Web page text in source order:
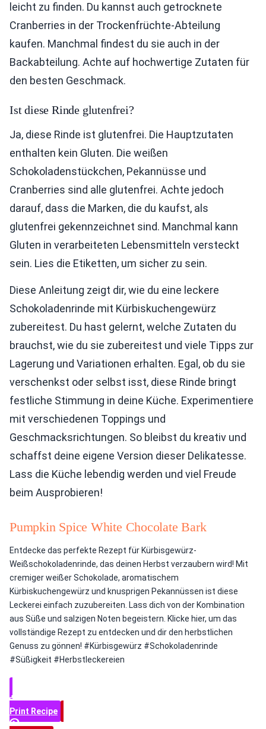
leicht zu finden. Du kannst auch getrocknete
Cranberries in der Trockenfrüchte-Abteilung
kaufen. Manchmal findest du sie auch in der
Backabteilung. Achte auf hochwertige Zutaten für
den besten Geschmack.
Ist diese Rinde glutenfrei?
Ja, diese Rinde ist glutenfrei. Die Hauptzutaten
enthalten kein Gluten. Die weißen
Schokoladenstückchen, Pekannüsse und
Cranberries sind alle glutenfrei. Achte jedoch
darauf, dass die Marken, die du kaufst, als
glutenfrei gekennzeichnet sind. Manchmal kann
Gluten in verarbeiteten Lebensmitteln versteckt
sein. Lies die Etiketten, um sicher zu sein.
Diese Anleitung zeigt dir, wie du eine leckere
Schokoladenrinde mit Kürbiskuchengewürz
zubereitest. Du hast gelernt, welche Zutaten du
brauchst, wie du sie zubereitest und viele Tipps zur
Lagerung und Variationen erhalten. Egal, ob du sie
verschenkst oder selbst isst, diese Rinde bringt
festliche Stimmung in deine Küche. Experimentiere
mit verschiedenen Toppings und
Geschmacksrichtungen. So bleibst du kreativ und
schaffst deine eigene Version dieser Delikatesse.
Lass die Küche lebendig werden und viel Freude
beim Ausprobieren!
Pumpkin Spice White Chocolate Bark
Entdecke das perfekte Rezept für Kürbisgewürz-
Weißschokoladenrinde, das deinen Herbst verzaubern wird! Mit
cremiger weißer Schokolade, aromatischem
Kürbiskuchengewürz und knusprigen Pekannüssen ist diese
Leckerei einfach zuzubereiten. Lass dich von der Kombination
aus Süße und salzigen Noten begeistern. Klicke hier, um das
vollständige Rezept zu entdecken und dir den herbstlichen
Genuss zu gönnen! #Kürbisgewürz #Schokoladenrinde
#Süßigkeit #Herbstleckereien
Print Recipe